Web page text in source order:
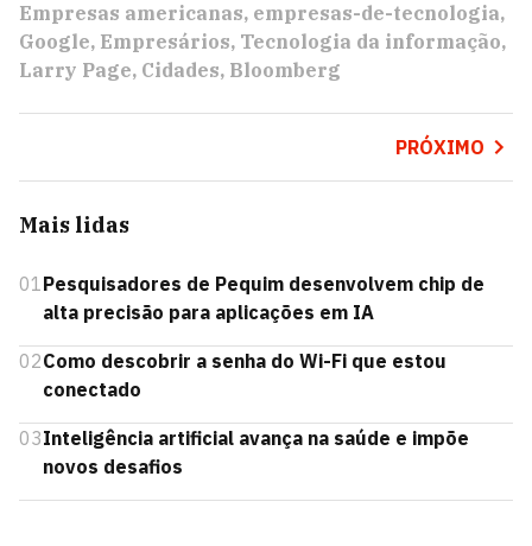
Empresas americanas empresas-de-tecnologia
Google Empresários Tecnologia da informação
Larry Page Cidades Bloomberg
PRÓXIMO
Mais lidas
01Pesquisadores de Pequim desenvolvem chip de
alta precisão para aplicações em IA
02Como descobrir a senha do Wi-Fi que estou
conectado
03Inteligência artificial avança na saúde e impõe
novos desafios